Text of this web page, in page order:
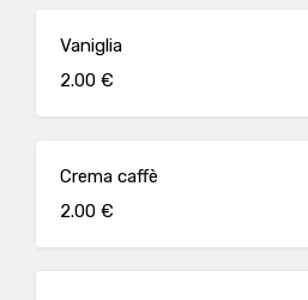
Vaniglia
2.00 €
Crema caffè
2.00 €